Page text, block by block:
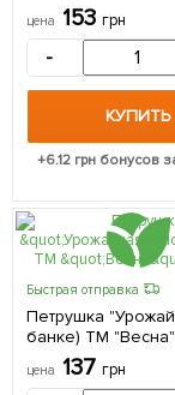
цена 153 грн
-
КУПИТЬ
+6.12 грн бонусов
Быстрая отправка
Петрушка
банке) ТМ "Весна"
цена 137 грн